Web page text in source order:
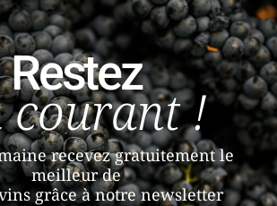
Restez
courant !
recevez gratuitement le
meilleur de
grâce à notre newsletter